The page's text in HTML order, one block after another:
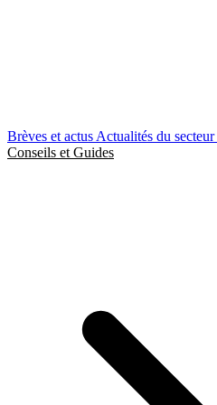
Brèves et actus Actualités du secteur
Conseils et Guides